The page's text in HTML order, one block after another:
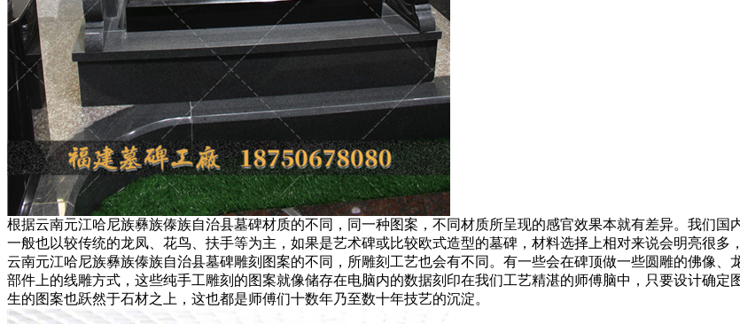
根据云南元江哈尼族彝族傣族自治县墓碑材质的不同，同一种图案，不同材质所呈现的感官效果本就有差异。我们
一般也以较传统的龙凤、花鸟、扶手等为主，如果是艺术碑或比较欧式造型的墓碑，材料选择上相对来说会明亮很多
云南元江哈尼族彝族傣族自治县墓碑雕刻图案的不同，所雕刻工艺也会有不同。有一些会在碑顶做一些圆雕的佛像
部件上的线雕方式，这些纯手工雕刻的图案就像储存在电脑内的数据刻印在我们工艺精湛的师傅脑中，只要设计确
生的图案也跃然于石材之上，这也都是师傅们十数年乃至数十年技艺的沉淀。